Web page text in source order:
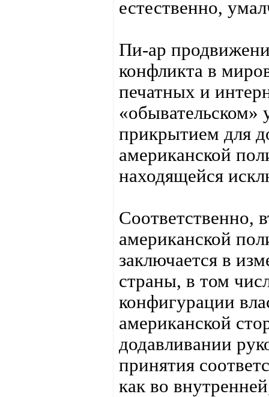
естественно,
Пи-ар
конфликта в
печатных и
«обывательском»
прикрытием для
американской
находящейся
Соответственно,
американской
заключается в
страны, в том
конфигурации
американской
додавливании
принятия
как во